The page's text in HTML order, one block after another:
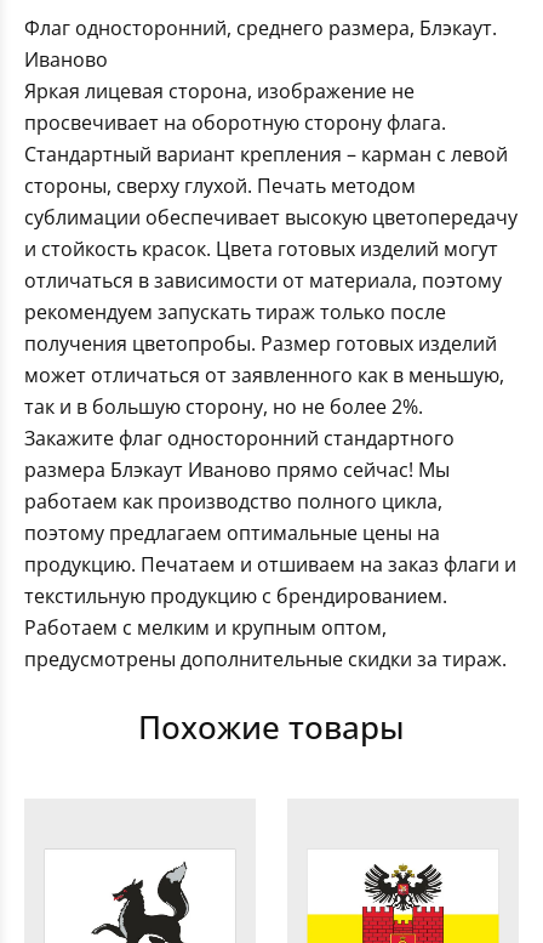
Флаг односторонний, среднего размера, Блэкаут.
Иваново
Яркая лицевая сторона, изображение не
просвечивает на оборотную сторону флага.
Стандартный вариант крепления – карман с левой
стороны, сверху глухой. Печать методом
сублимации обеспечивает высокую цветопередачу
и стойкость красок. Цвета готовых изделий могут
отличаться в зависимости от материала, поэтому
рекомендуем запускать тираж только после
получения цветопробы. Размер готовых изделий
может отличаться от заявленного как в меньшую,
так и в большую сторону, но не более 2%.
Закажите флаг односторонний стандартного
размера Блэкаут Иваново прямо сейчас! Мы
работаем как производство полного цикла,
поэтому предлагаем оптимальные цены на
продукцию. Печатаем и отшиваем на заказ флаги и
текстильную продукцию с брендированием.
Работаем с мелким и крупным оптом,
предусмотрены дополнительные скидки за тираж.
Похожие товары